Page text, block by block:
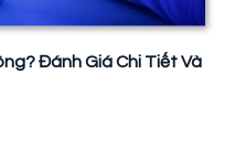
Đánh Giá Chi Tiết Và